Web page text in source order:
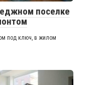
поселке
под ключ, в жилом